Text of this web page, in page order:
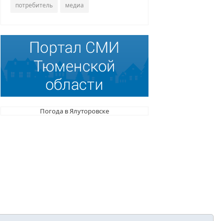
потребитель медиа
Погода в Ялуторовске